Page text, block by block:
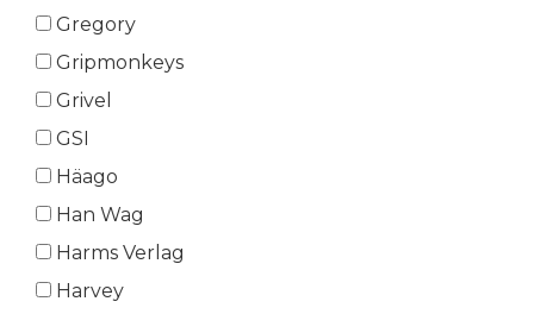
Gregory
Gripmonkeys
Grivel
GSI
Häago
Han Wag
Harms Verlag
Harvey